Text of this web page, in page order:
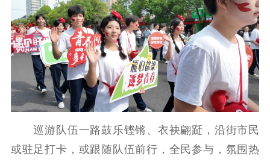
电影创作 电影市场
机关党建
党建要闻 学习在线
文化人才
数据资源
巡游队伍一路鼓乐铿锵、衣袂翩跹，沿街市民
或驻足打卡，或跟随队伍前行，全民参与，氛围热